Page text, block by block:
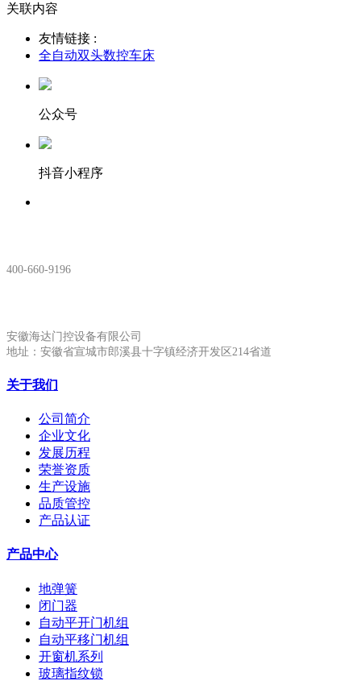
关联内容
友情链接 :
全自动双头数控车床
公众号
抖音小程序
400-660-9196
安徽海达门控设备有限公司
地址：安徽省宣城市郎溪县十字镇经济开发区214省道
关于我们
公司简介
企业文化
发展历程
荣誉资质
生产设施
品质管控
产品认证
产品中心
地弹簧
闭门器
自动平开门机组
自动平移门机组
开窗机系列
玻璃指纹锁